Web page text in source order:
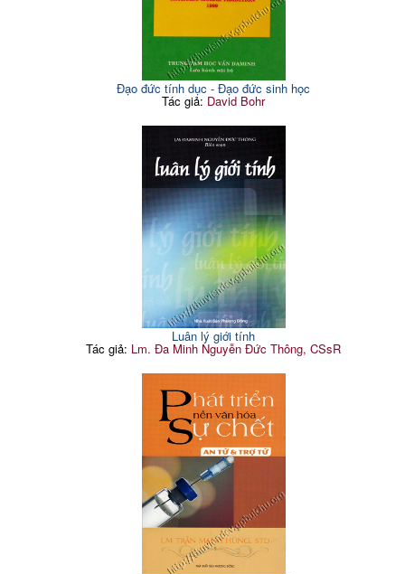
Đạo đức tính dục - Đạo đức sinh học
Tác giả: David Bohr
Luân lý giới tính
Tác giả: Lm. Đa Minh Nguyễn Đức Thông, CSsR